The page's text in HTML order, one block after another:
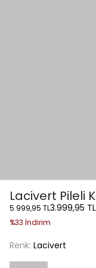
Lacivert Pileli
5.999,95 TL3.999,95 TL
%33 İndirim
Renk: Lacivert